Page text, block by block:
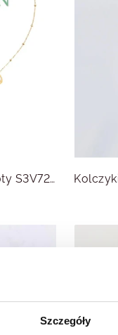
Szczegóły
Naszyjnik Rak, Awenturyn, złoty S3V72972-9Z